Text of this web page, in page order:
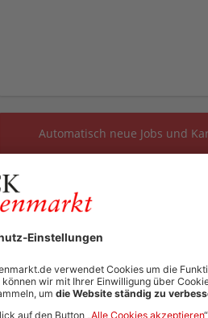
Automatisch neue Jobs und